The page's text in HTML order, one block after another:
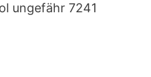
ungefähr 7241